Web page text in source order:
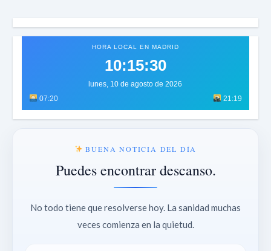
HORA LOCAL EN MADRID
10:15:33
lunes, 10 de agosto de 2026
07:20
21:19
BUENA NOTICIA DEL DÍA
Puedes encontrar descanso.
No todo tiene que resolverse hoy. La sanidad muchas
veces comienza en la quietud.